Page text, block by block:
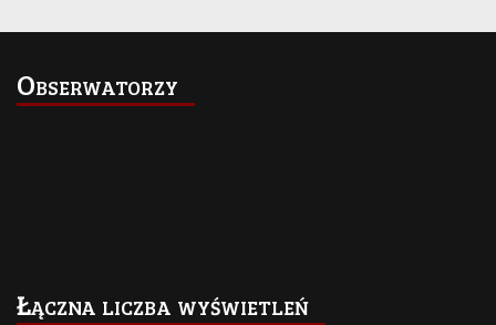
Obserwatorzy
Łączna liczba wyświetleń